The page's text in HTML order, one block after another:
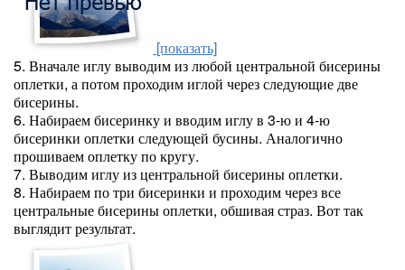
[показать]
5. Вначале иглу выводим из любой центральной бисерины
оплетки, а потом проходим иглой через следующие две
бисерины.
6. Набираем бисеринку и вводим иглу в 3-ю и 4-ю
бисеринки оплетки следующей бусины. Аналогично
прошиваем оплетку по кругу.
7. Выводим иглу из центральной бисерины оплетки.
8. Набираем по три бисеринки и проходим через все
центральные бисерины оплетки, обшивая страз. Вот так
выглядит результат.